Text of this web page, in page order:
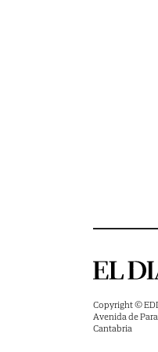
Copyright ©
Avenida de
Cantabria